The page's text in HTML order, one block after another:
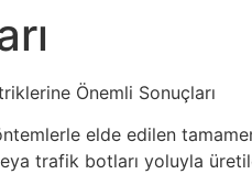
Önemli Sonuçları
elde edilen
trafik botları yoluyla